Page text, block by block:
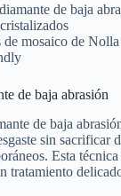
de baja
de mosaico de Nolla
de baja abrasión
de baja
sin sacrificar
Esta
tratamiento